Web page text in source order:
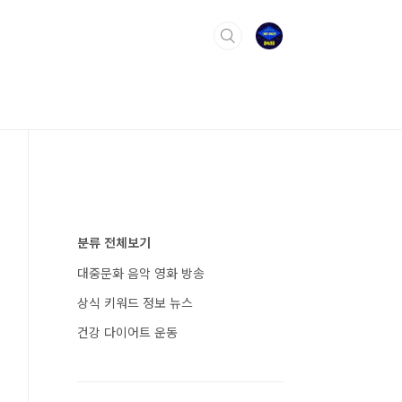
분류 전체보기
대중문화 음악 영화 방송
상식 키워드 정보 뉴스
건강 다이어트 운동